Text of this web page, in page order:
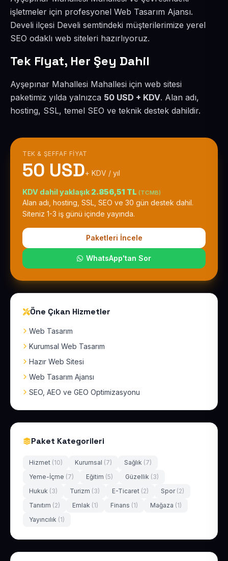
işletmeler için profesyonel Web Tasarım Ajansı.
Develi ilçesi Develi semtindeki müşterilerimize yerel
SEO odaklı web siteleri hazırlıyoruz.
Tek Fiyat, Her Şey Dahil
Ayşepınar Mahallesi Mahallesi için web sitesi
paketimiz yılda yalnızca 50 USD + KDV. Alan adı,
hosting, SSL, temel SEO ve teknik destek dahildir.
TEK & ŞEFFAF FIYAT
50 USD+ KDV / yıl
KDV dahil yaklaşık 2.856,51 TL (TCMB)
Alan adı, hosting, SSL, SEO ve 30 gün destek dahil.
Siteniz 1-3 iş günü içinde yayında.
Paketleri İncele
WhatsApp'tan Sor
Öne Çıkan Hizmetler
Web Tasarım
Kurumsal Web Tasarım
Hazır Web Sitesi
Web Tasarım Ajansı
SEO, AEO ve GEO Optimizasyonu
Paket Kategorileri
Hizmet (10) Kurumsal (7) Sağlık (7)
Yeme-İçme (7) Eğitim (5) Güzellik (3)
Hukuk (3) Turizm (3) E-Ticaret (2) Spor (2)
Tanıtım (2) Emlak (1) Finans (1) Mağaza (1)
Yayıncılık (1)